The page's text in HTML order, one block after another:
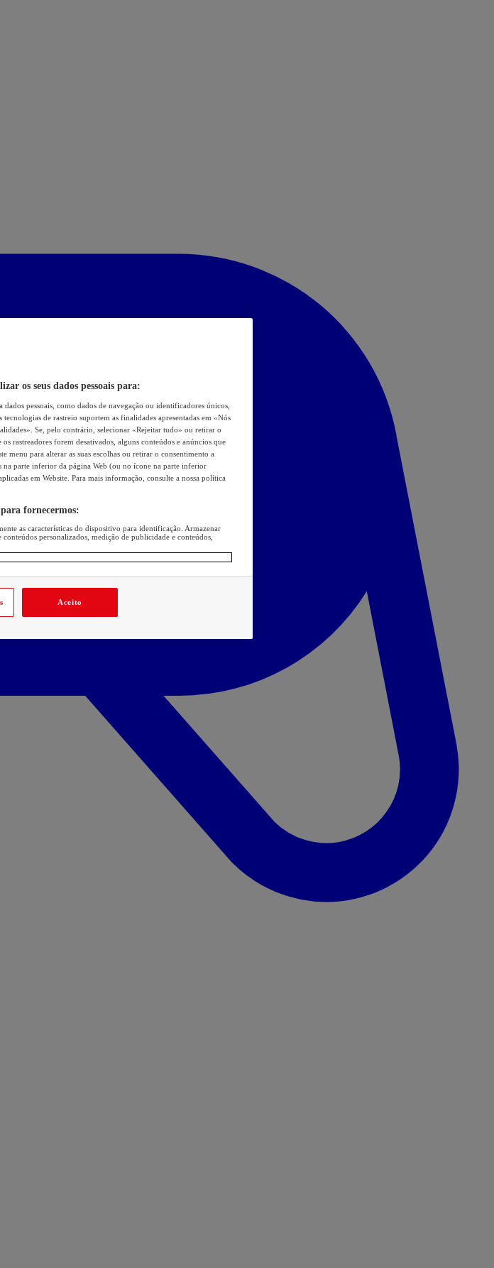
os seus dados pessoais para:
dados pessoais, como dados de navegação ou identificadores únicos,
de rastreio suportem as finalidades apresentadas em «Nós
Se, pelo contrário, selecionar «Rejeitar tudo» ou retirar o
os rastreadores forem desativados, alguns conteúdos e anúncios que
menu para alterar as suas escolhas ou retirar o consentimento a
parte inferior da página Web (ou no ícone na parte inferior
em Website. Para mais informação, consulte a nossa política
para fornecermos:
as características do dispositivo para identificação. Armazenar
personalizados, medição de publicidade e conteúdos,
Aceito